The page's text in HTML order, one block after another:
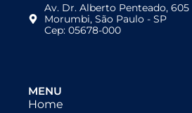
Av. Dr. Alberto Penteado, 605
Morumbi, São Paulo - SP
Cep: 05678-000
MENU
Home